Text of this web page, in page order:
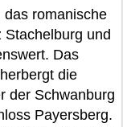
das romanische
Stachelburg und
Das
die
der Schwanburg
Payersberg.